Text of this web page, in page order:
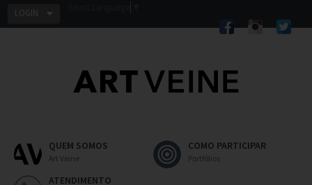
LOGIN
QUEM SOMOS
Art Veine
COMO PARTICIPAR
Portfólios
ATENDIMENTO